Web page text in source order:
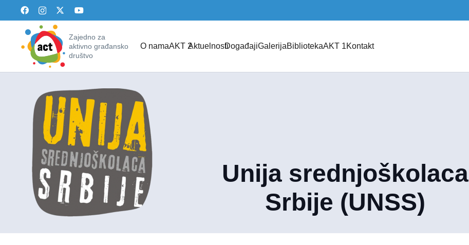
Zajedno za
aktivno građansko
društvo
O namaAKT 2AktuelnostiDogađajiGalerijaBibliotekaAKT 1Kontakt
Unija srednjoškolaca
Srbije (UNSS)